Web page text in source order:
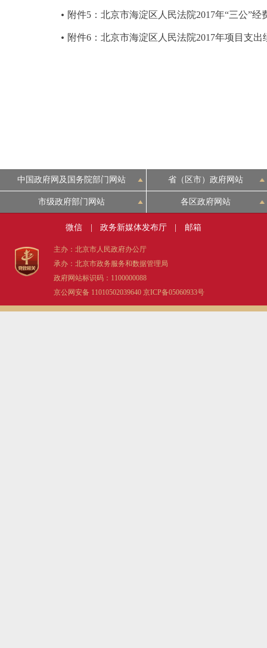
附件5：北京市海淀区人民法院2017年“三公”经
附件6：北京市海淀区人民法院2017年项目支出
中国政府网及国务院部门网站 省（区市）政府网站
市级政府部门网站 各区政府网站
微信 政务新媒体发布厅 邮箱
主办：北京市人民政府办公厅
承办：北京市政务服务和数据管理局
政府网站标识码：1100000088
京公网安备 11010502039640 京ICP备05060933号